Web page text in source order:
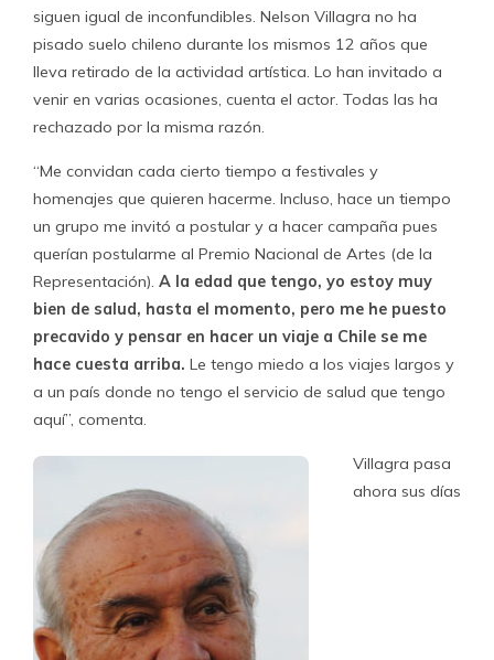
siguen igual de inconfundibles. Nelson Villagra no ha
pisado suelo chileno durante los mismos 12 años que
lleva retirado de la actividad artística. Lo han invitado a
venir en varias ocasiones, cuenta el actor. Todas las ha
rechazado por la misma razón.
“Me convidan cada cierto tiempo a festivales y
homenajes que quieren hacerme. Incluso, hace un tiempo
un grupo me invitó a postular y a hacer campaña pues
querían postularme al Premio Nacional de Artes (de la
Representación). A la edad que tengo, yo estoy muy
bien de salud, hasta el momento, pero me he puesto
precavido y pensar en hacer un viaje a Chile se me
hace cuesta arriba. Le tengo miedo a los viajes largos y
a un país donde no tengo el servicio de salud que tengo
aquí”, comenta.
Villagra pasa
ahora sus días